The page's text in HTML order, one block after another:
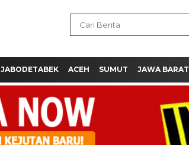
JABODETABEK ACEH SUMUT JAWA BARAT